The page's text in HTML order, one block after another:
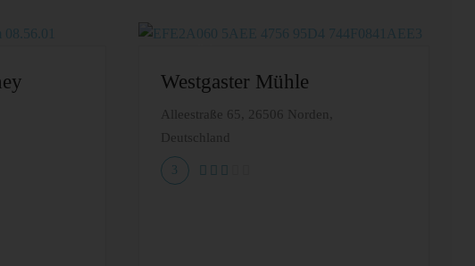
Westgaster Mühle
Alleestraße 65, 26506 Norden,
Deutschland
3